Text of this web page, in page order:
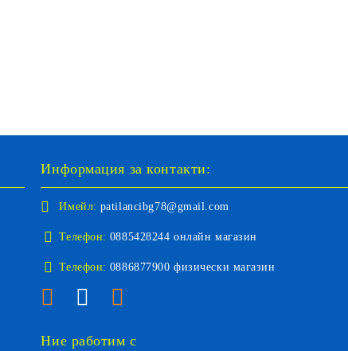
Информация за контакти:
Имейл: patilancibg78@gmail.com
Телефон: 0885428244 онлайн магазин
Телефон: 0886877900 физически магазин
Ние работим с